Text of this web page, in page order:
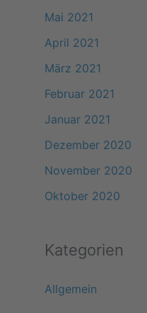
Mai 2021
April 2021
März 2021
Februar 2021
Januar 2021
Dezember 2020
November 2020
Oktober 2020
Kategorien
Allgemein